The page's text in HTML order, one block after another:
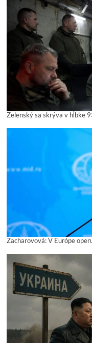
Zelenský sa skrýva v hĺbke
Zacharovová: V Európe